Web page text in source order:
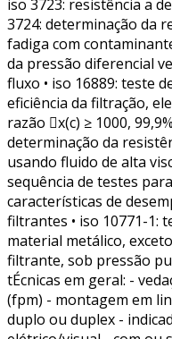
iso 3723: resistência a
3724: determinação da
fadiga com
da pressão diferencial
fluxo • iso 16889: teste
eficiência da filtração,
razão x(c) ≥ 1000,
determinação da
usando fluido de alta
sequência de testes
características de
filtrantes • iso 10771-1:
material metálico,
filtrante, sob pressão
tÉcnicas em geral: -
(fpm) - montagem em
duplo ou duplex -